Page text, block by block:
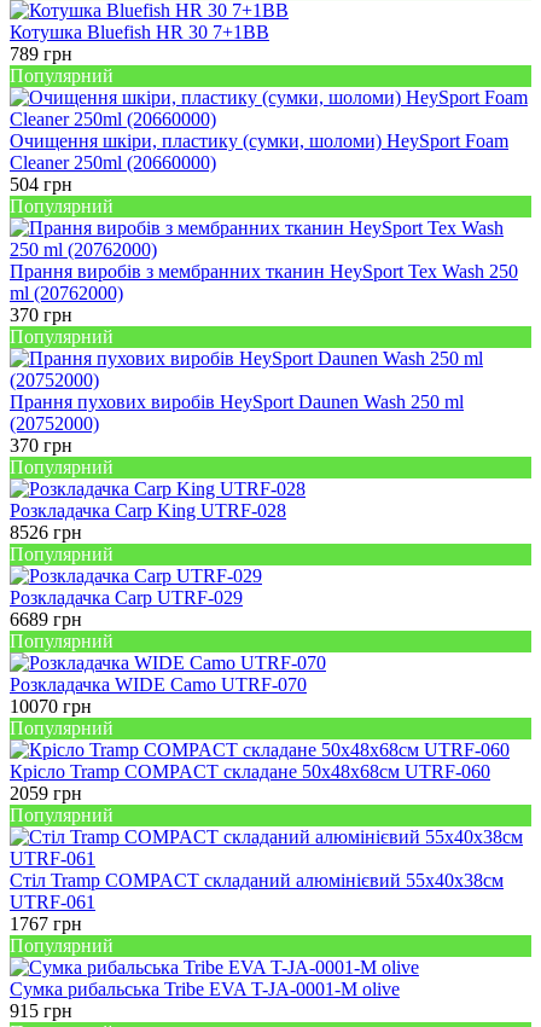
Котушка Bluefish HR 30 7+1BB
789 грн
Популярний
Очищення шкіри, пластику (сумки, шоломи) HeySport Foam
Cleaner 250ml (20660000)
504 грн
Популярний
Прання виробів з мембранних тканин HeySport Tex Wash 250
ml (20762000)
370 грн
Популярний
Прання пухових виробів HeySport Daunen Wash 250 ml
(20752000)
370 грн
Популярний
Розкладачка Carp King UTRF-028
8526 грн
Популярний
Розкладачка Carp UTRF-029
6689 грн
Популярний
Розкладачка WIDE Camo UTRF-070
10070 грн
Популярний
Крісло Tramp COMPACT складане 50х48х68см UTRF-060
2059 грн
Популярний
Стіл Tramp COMPACT складаний алюмінієвий 55х40х38см
UTRF-061
1767 грн
Популярний
Сумка рибальська Tribe EVA T-JA-0001-M olive
915 грн